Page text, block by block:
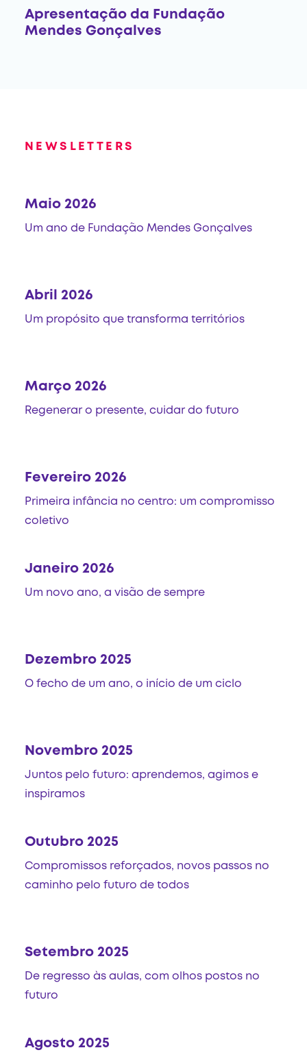
Apresentação da Fundação
Mendes Gonçalves
NEWSLETTERS
Maio 2026
Um ano de Fundação Mendes Gonçalves
Abril 2026
Um propósito que transforma territórios
Março 2026
Regenerar o presente, cuidar do futuro
Fevereiro 2026
Primeira infância no centro: um compromisso
coletivo
Janeiro 2026
Um novo ano, a visão de sempre
Dezembro 2025
O fecho de um ano, o início de um ciclo
Novembro 2025
Juntos pelo futuro: aprendemos, agimos e
inspiramos
Outubro 2025
Compromissos reforçados, novos passos no
caminho pelo futuro de todos
Setembro 2025
De regresso às aulas, com olhos postos no
futuro
Agosto 2025